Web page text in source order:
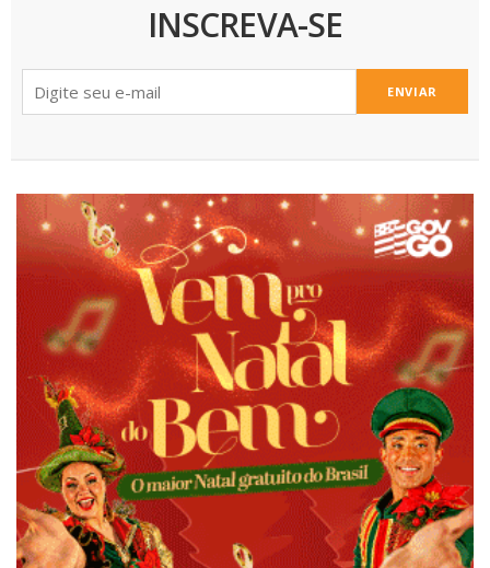
INSCREVA-SE
ENVIAR